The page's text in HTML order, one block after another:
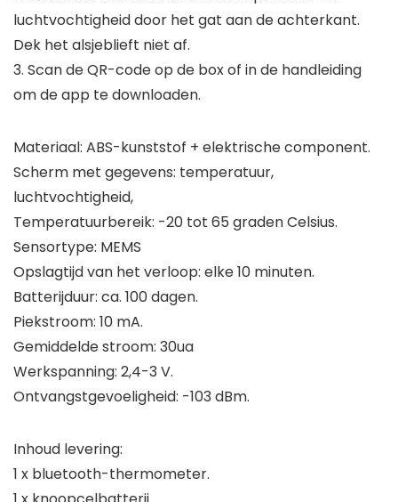
luchtvochtigheid door het gat aan de achterkant.
Dek het alsjeblieft niet af.
3. Scan de QR-code op de box of in de handleiding
om de app te downloaden.
Materiaal: ABS-kunststof + elektrische component.
Scherm met gegevens: temperatuur,
luchtvochtigheid,
Temperatuurbereik: -20 tot 65 graden Celsius.
Sensortype: MEMS
Opslagtijd van het verloop: elke 10 minuten.
Batterijduur: ca. 100 dagen.
Piekstroom: 10 mA.
Gemiddelde stroom: 30ua
Werkspanning: 2,4-3 V.
Ontvangstgevoeligheid: -103 dBm.
Inhoud levering:
1 x bluetooth-thermometer.